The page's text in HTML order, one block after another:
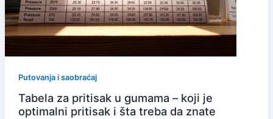
Putovanja i saobraćaj
Tabela za pritisak u gumama – koji je
optimalni pritisak i šta treba da znate